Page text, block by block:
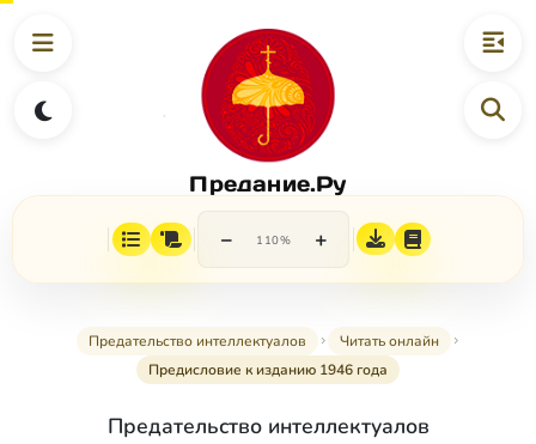
Предание.Ру
− 110% +
Предательство интеллектуалов
Читать онлайн
Предисловие к изданию 1946 года
Предательство интеллектуалов